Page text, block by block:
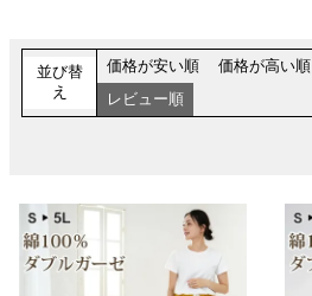
並び替
え
価格が安い順 価格が高い順
レビュー順